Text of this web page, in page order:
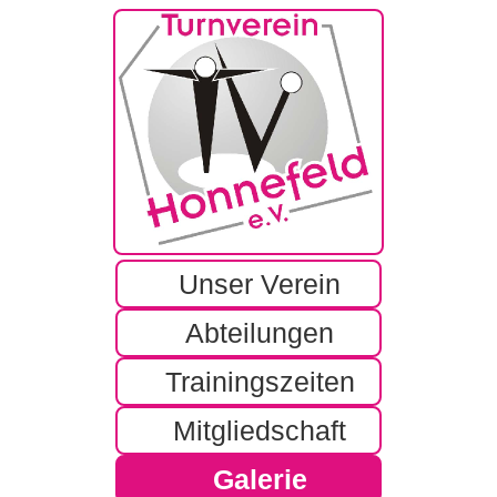
Unser Verein
Vorstand / Satzung
Abteilungen
Fit for fun
Aktive Damen ab 50
Kinderturnen
Trainingszeiten
Mitgliedschaft
Galerie